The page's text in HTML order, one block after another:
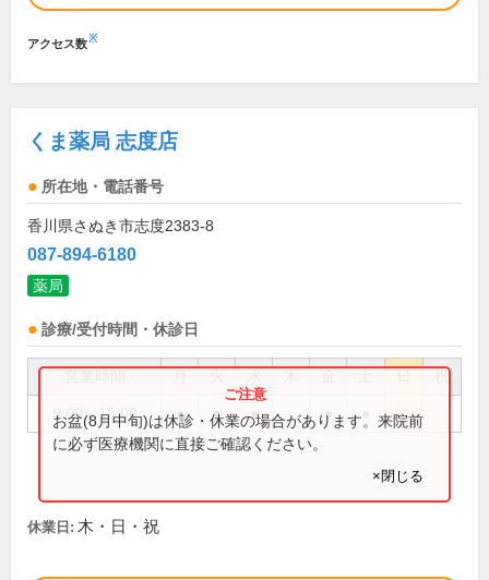
アクセス数※
くま薬局 志度店
所在地・電話番号
香川県さぬき市志度2383-8
087-894-6180
薬局
診療/受付時間・休診日
祝
9:00～18:00 ● ● ● ●
お盆(8月中旬)は休診・休業の場合があります。来院前
に必ず医療機関に直接ご確認ください。
×閉じる
休業日: 木・日・祝